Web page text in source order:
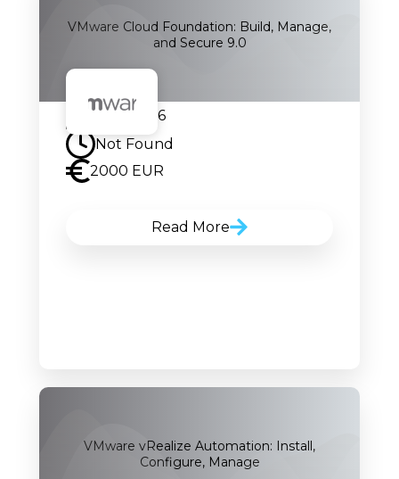
VMware Cloud Foundation: Build, Manage,
and Secure 9.0
17.08.2026
Not Found
2000 EUR
Read More
VMware vRealize Automation: Install,
Configure, Manage